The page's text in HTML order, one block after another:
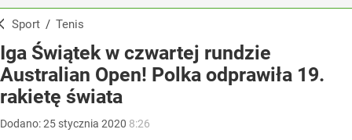
Sport / Tenis
Iga Świątek w czwartej rundzie
Australian Open! Polka odprawiła 19.
rakietę świata
Dodano:25 stycznia 2020 8:26